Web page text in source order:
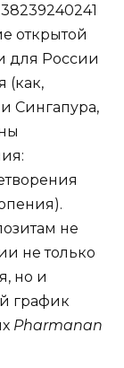
открытой
для России
(как,
Сингапура,
не
не только
но и
график
Pharmanan